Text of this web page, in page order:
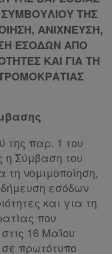
ΣΥΜΒΟΥΛΙΟΥ ΤΗΣ
ΑΝΙΧΝΕΥΣΗ,
ΕΣΟΔΩΝ ΑΠΟ
ΚΑΙ ΓΙΑ ΤΗ
της παρ. 1 του
η Σύμβαση του
τη νομιμοποίηση,
εσόδων
και για τη
που
16 Μαΐου
σε πρωτότυπο